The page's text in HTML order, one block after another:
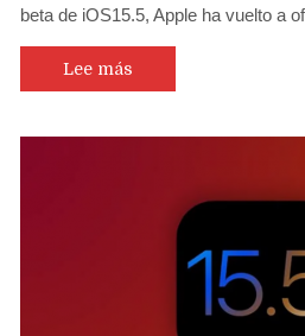
beta de iOS15.5, Apple ha vuelto a
Lee más